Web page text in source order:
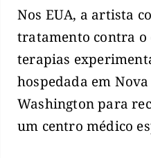
Nos EUA, a artista
tratamento contra o
terapias
hospedada em
Washington para
um centro médico